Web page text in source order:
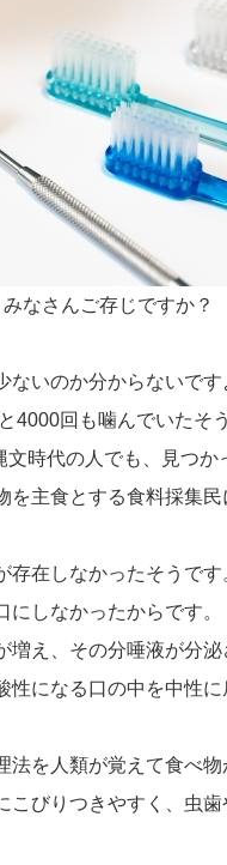
なさんご存じですか？
ないのか分からないで
4000回も噛んでいたそう
時代の人でも、見つ
を主食とする食料採集
存在しなかったそうで
にしなかったからです。
増え、その分唾液が分
性になる口の中を中性
法を人類が覚えて食べ
こびりつきやすく、虫